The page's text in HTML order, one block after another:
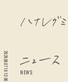
2026.08.07 18:12:00 NEWS